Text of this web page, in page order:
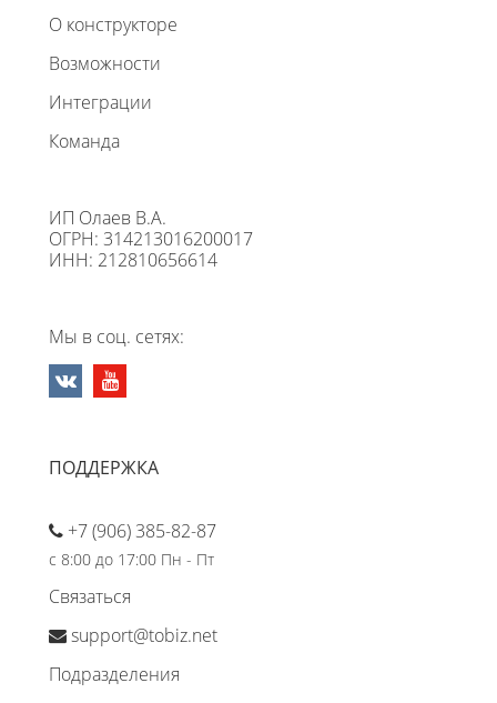
О конструкторе
Возможности
Интеграции
Команда
ИП Олаев В.А.
ОГРН: 314213016200017
ИНН: 212810656614
Мы в соц. сетях:
ПОДДЕРЖКА
+7 (906) 385-82-87
с 8:00 до 17:00 Пн - Пт
Связаться
support@tobiz.net
Подразделения